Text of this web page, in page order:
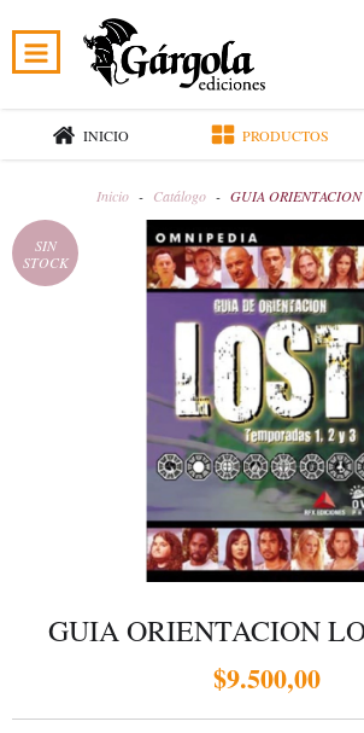
INICIO PRODUCTOS
Inicio - Catálogo - GUIA
SIN
STOCK
GUIA ORIENTACION
$9.500,00